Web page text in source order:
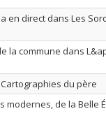
en direct dans Les
la commune dans
du père
modernes, de la Belle